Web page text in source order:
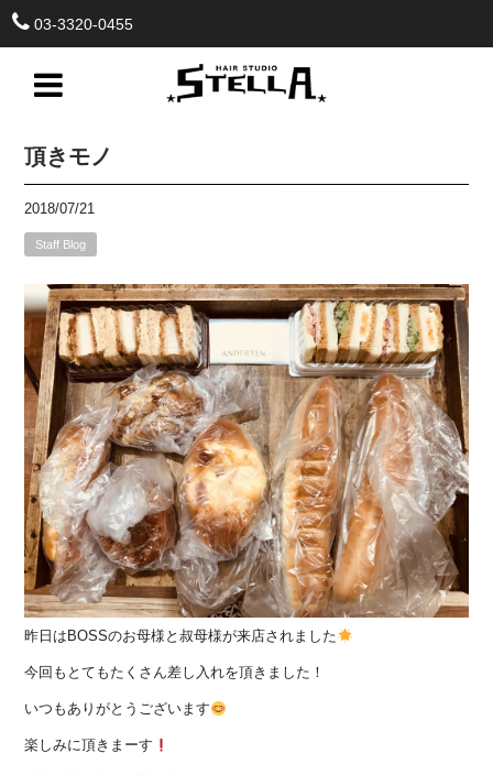
03-3320-0455
頂きモノ
2018/07/21
Staff Blog
昨日はBOSSのお母様と叔母様が来店されました
今回もとてもたくさん差し入れを頂きました！
いつもありがとうございます
楽しみに頂きまーす